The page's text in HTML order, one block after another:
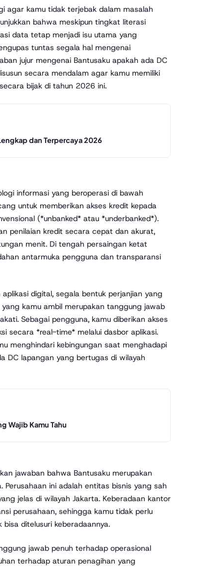
agar kamu tidak terjebak dalam masalah
bahwa meskipun tingkat literasi
data tetap menjadi isu utama yang
tuntas segala hal mengenai
jujur mengenai Bantusaku apakah ada DC
secara mendalam agar kamu memiliki
bijak di tahun 2026 ini.
dan Terpercaya 2026
informasi yang beroperasi di bawah
untuk memberikan akses kredit kepada
(*unbanked* atau *underbanked*).
penilaian kredit secara cepat dan akurat,
menit. Di tengah persaingan ketat
antarmuka pengguna dan transparansi
digital, segala bentuk perjanjian yang
kamu ambil merupakan tanggung jawab
Sebagai pengguna, kamu diberikan akses
secara *real-time* melalui dasbor aplikasi.
menghindari kebingungan saat menghadapi
DC lapangan yang bertugas di wilayah
Wajib Kamu Tahu
jawaban bahwa Bantusaku merupakan
Perusahaan ini adalah entitas bisnis yang sah
jelas di wilayah Jakarta. Keberadaan kantor
perusahaan, sehingga kamu tidak perlu
ditelusuri keberadaannya.
jawab penuh terhadap operasional
terhadap aturan penagihan yang